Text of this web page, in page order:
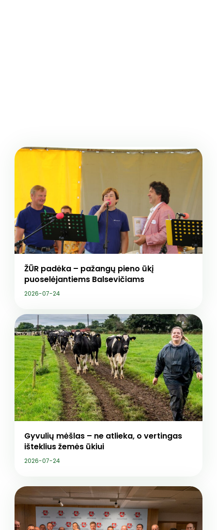
ŽŪR padėka – pažangų pieno ūkį
puoselėjantiems Balsevičiams
2026-07-24
Gyvulių mėšlas – ne atlieka, o vertingas
išteklius žemės ūkiui
2026-07-24